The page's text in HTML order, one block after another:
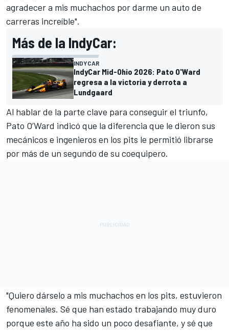
agradecer a mis muchachos por darme un auto de
carreras increíble".
Más de la IndyCar:
INDYCAR
IndyCar Mid-Ohio 2026: Pato O'Ward
regresa a la victoria y derrota a
Lundgaard
Al hablar de la parte clave para conseguir el triunfo,
Pato O’Ward indicó que la diferencia que le dieron sus
mecánicos e ingenieros en los pits le permitió librarse
por más de un segundo de su coequipero.
"Quiero dárselo a mis muchachos en los pits, estuvieron
fenomenales. Sé que han estado trabajando muy duro
porque este año ha sido un poco desafiante, y sé que